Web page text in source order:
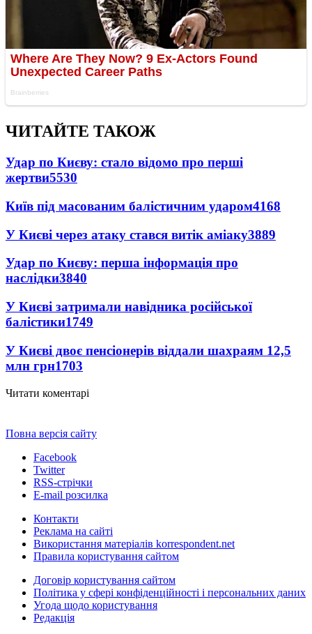
ЧИТАЙТЕ ТАКОЖ
Удар по Києву: стало відомо про перші
жертви5530
Київ під масованим балістичним ударом4168
У Києві через атаку стався витік аміаку3889
Удар по Києву: перша інформація про
наслідки3840
У Києві затримали навідника російської
балістики1749
У Києві двоє пенсіонерів віддали шахраям 12,5
млн грн1703
Читати коментарі
Повна версія сайту
Facebook
Twitter
RSS-стрічки
E-mail розсилка
Контакти
Реклама на сайті
Використання матеріалів korrespondent.net
Правила користування сайтом
Договір користування сайтом
Політика у сфері конфіденційності і персональних даних
Угода щодо користування
Редакція